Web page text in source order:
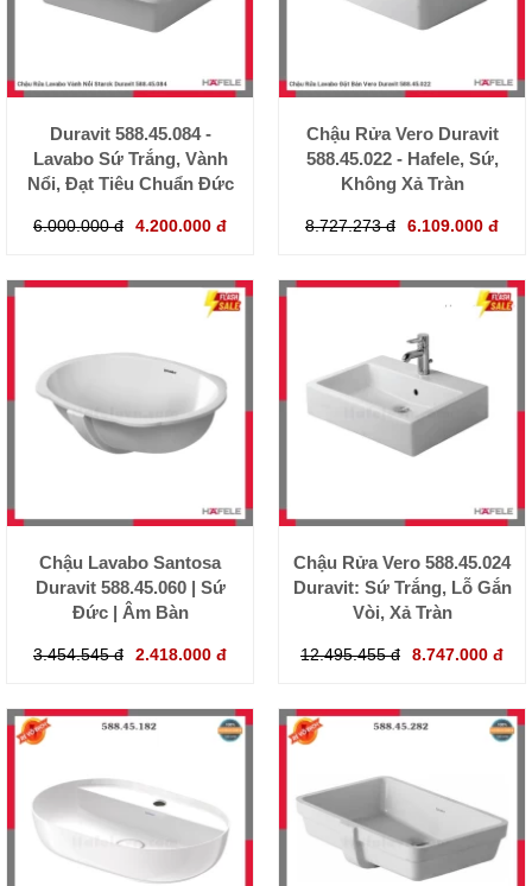
Duravit 588.45.084 -
Lavabo Sứ Trắng, Vành
Nổi, Đạt Tiêu Chuẩn Đức
6.000.000 đ 4.200.000 đ
Chậu Rửa Vero Duravit
588.45.022 - Hafele, Sứ,
Không Xả Tràn
8.727.273 đ 6.109.000 đ
Chậu Lavabo Santosa
Duravit 588.45.060 | Sứ
Đức | Âm Bàn
3.454.545 đ 2.418.000 đ
Chậu Rửa Vero 588.45.024
Duravit: Sứ Trắng, Lỗ Gắn
Vòi, Xả Tràn
12.495.455 đ 8.747.000 đ